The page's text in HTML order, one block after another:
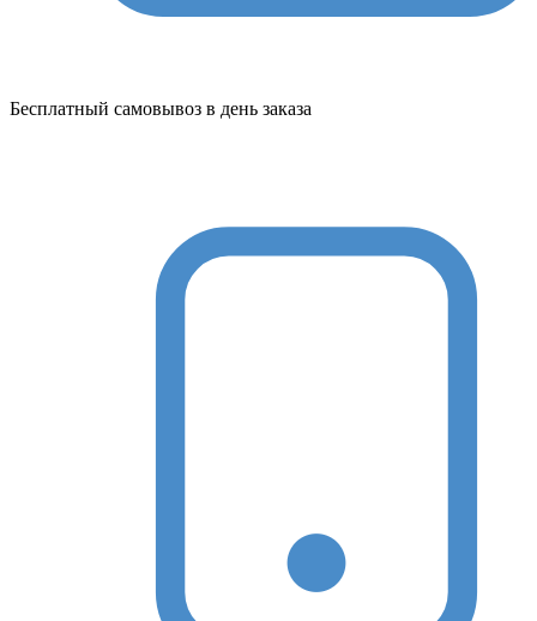
Бесплатный самовывоз в день заказа